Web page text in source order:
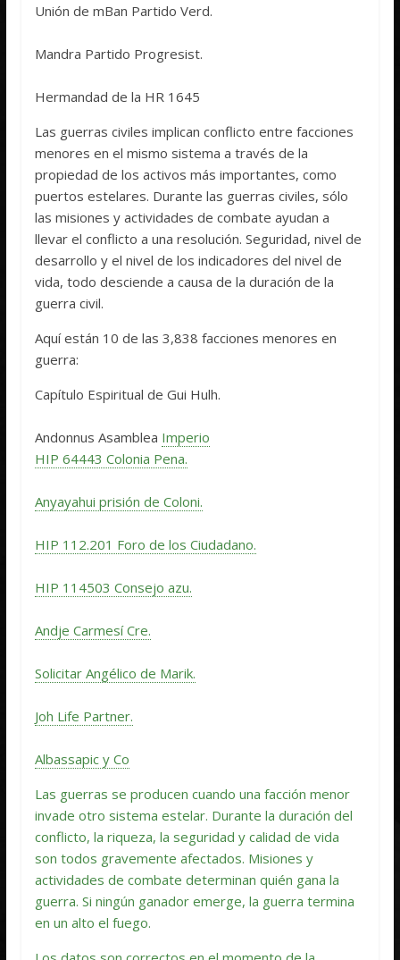
Unión de mBan Partido Verd.
Mandra Partido Progresist.
Hermandad de la HR 1645
Las guerras civiles implican conflicto entre facciones
menores en el mismo sistema a través de la
propiedad de los activos más importantes, como
puertos estelares. Durante las guerras civiles, sólo
las misiones y actividades de combate ayudan a
llevar el conflicto a una resolución. Seguridad, nivel de
desarrollo y el nivel de los indicadores del nivel de
vida, todo desciende a causa de la duración de la
guerra civil.
Aquí están 10 de las 3,838 facciones menores en
guerra:
Capítulo Espiritual de Gui Hulh.
Andonnus Asamblea Imperio
HIP 64443 Colonia Pena.
Anyayahui prisión de Coloni.
HIP 112.201 Foro de los Ciudadano.
HIP 114503 Consejo azu.
Andje Carmesí Cre.
Solicitar Angélico de Marik.
Joh Life Partner.
Albassapic y Co
Las guerras se producen cuando una facción menor
invade otro sistema estelar. Durante la duración del
conflicto, la riqueza, la seguridad y calidad de vida
son todos gravemente afectados. Misiones y
actividades de combate determinan quién gana la
guerra. Si ningún ganador emerge, la guerra termina
en un alto el fuego.